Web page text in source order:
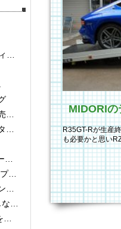
R35GT-Rが生産
も必要かと思い
け
！